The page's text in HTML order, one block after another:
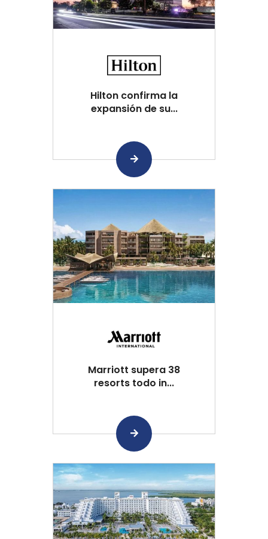
Hilton confirma la
expansión de su...
Marriott supera 38
resorts todo in...